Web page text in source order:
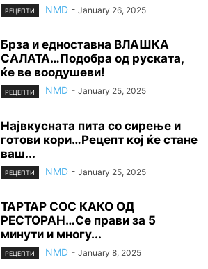
РЕЦЕПТИ NMD - January 26, 2025
Брза и едноставна ВЛАШКА
САЛАТА…Подобра од руската,
ќе ве воодушеви!
РЕЦЕПТИ NMD - January 25, 2025
Највкусната пита со сирење и
готови кори…Рецепт кој ќе стане
ваш...
РЕЦЕПТИ NMD - January 25, 2025
ТАРТАР СОС КАКО ОД
РЕСТОРАН…Се прави за 5
минути и многу...
РЕЦЕПТИ NMD - January 8, 2025